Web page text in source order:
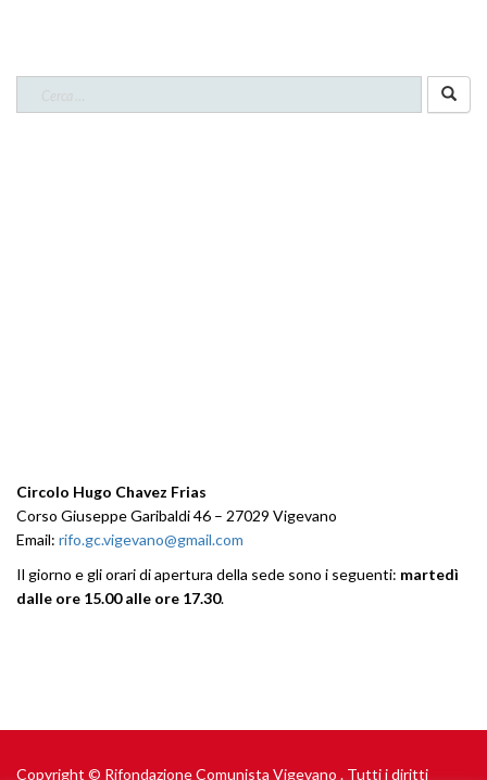
Circolo Hugo Chavez Frias
Corso Giuseppe Garibaldi 46 – 27029 Vigevano
Email: rifo.gc.vigevano@gmail.com
Il giorno e gli orari di apertura della sede sono i seguenti: martedì
dalle ore 15.00 alle ore 17.30.
Copyright © Rifondazione Comunista Vigevano . Tutti i diritti